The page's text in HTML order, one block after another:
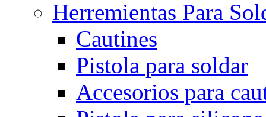
Herremientas Para
Cautines
Pistola para soldar
Accesorios para